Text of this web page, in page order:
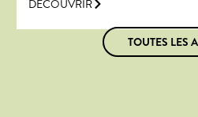
DÉCOUVRIR
TOUTES LES